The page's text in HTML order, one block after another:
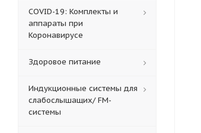
COVID-19: Комплекты и
аппараты при
Коронавирусе
Здоровое питание
Индукционные системы для
слабослышащих/ FM-
системы